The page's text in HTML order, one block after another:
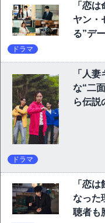
「恋
ヤン・
る”デ
ドラマ
「人
な“二
ら伝説
ドラマ
「恋
なった
聴者も